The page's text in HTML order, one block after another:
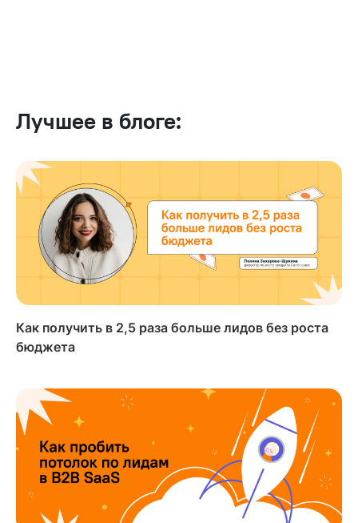
Лучшее в блоге:
Как получить в 2,5 раза больше лидов без роста
бюджета